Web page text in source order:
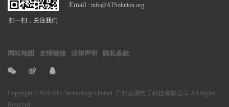
扫一扫，关注我们
Email : info@ATSolution.org
网站地图 友情链接 法律声明 隐私条款
Copyright ©2020 ATS Technology Limited. 广州众测电子科技有限公司 All Rights
Reserved